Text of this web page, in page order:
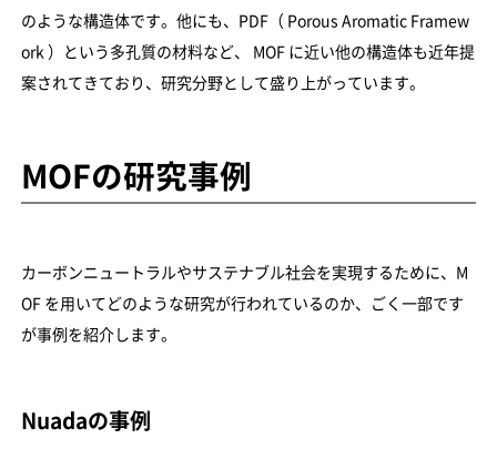
のような構造体です。他にも、PDF（ Porous Aromatic Framew
ork ）という多孔質の材料など、 MOF に近い他の構造体も近年提
案されてきており、研究分野として盛り上がっています。
MOFの研究事例
カーボンニュートラルやサステナブル社会を実現するために、M
OF を用いてどのような研究が行われているのか、ごく一部です
が事例を紹介します。
Nuadaの事例